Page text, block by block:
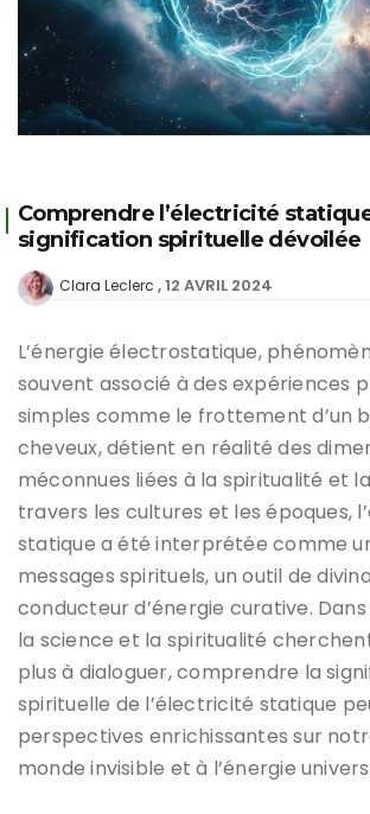
Comprendre l’électricité
signification spirituelle dévoilée
Clara Leclerc 12 AVRIL 2024
L’énergie électrostatique,
souvent associé à des expériences
simples comme le frottement d’un
cheveux, détient en réalité des
méconnues liées à la spiritualité et
travers les cultures et les époques,
statique a été interprétée comme
messages spirituels, un outil de
conducteur d’énergie curative.
la science et la spiritualité
plus à dialoguer, comprendre la
spirituelle de l’électricité statique
perspectives enrichissantes sur
monde invisible et à l’énergie